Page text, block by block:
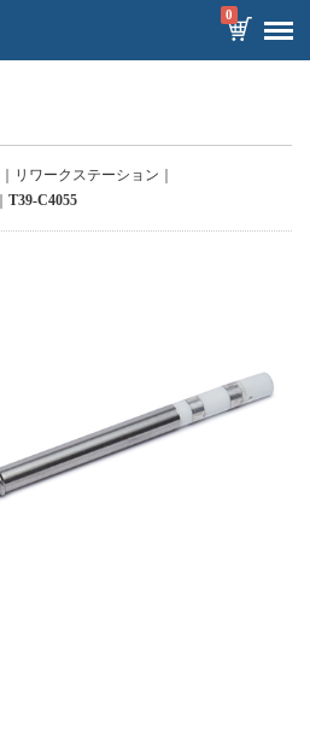
0
リワークステーション
T39-C4055